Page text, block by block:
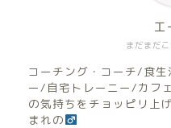
まだまだ
エ
コーチング・コーチ/食
ー/自宅トレーニー/カフ
の気持ちをチョッピリ上
まれの